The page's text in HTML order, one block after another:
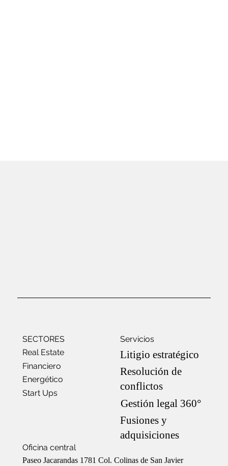
SECTORES
Real Estate
Financiero
Energético
Start Ups
Servicios
Litigio estratégico
Resolución de
conflictos
Gestión legal 360°
Fusiones y
adquisiciones
Oficina central
Paseo Jacarandas 1781 Col. Colinas de San Javier